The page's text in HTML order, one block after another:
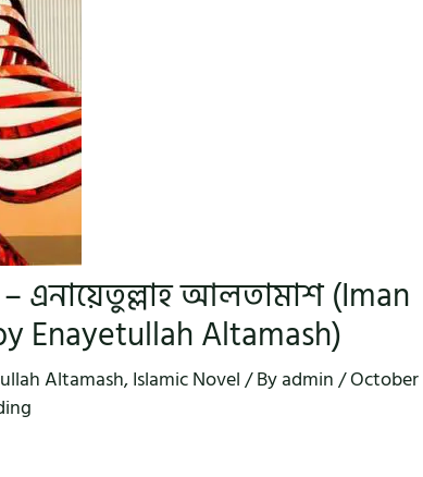
– এনায়েতুল্লাহ আলতামাশ (Iman
Enayetullah Altamash)
Altamash,Islamic Novel/ Byadmin/October